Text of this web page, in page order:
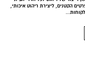
הקטנים, ליצירת ריהוט איכותי,